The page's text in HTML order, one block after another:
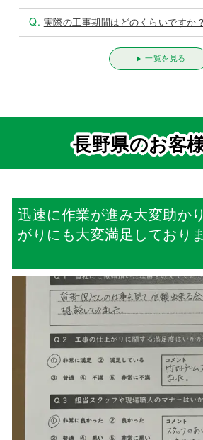
Q. 実際の工事期間はどのくらいですか？
一覧を見る
長野県のお客
迅速に作業が進み大変助か
がりにも大変満足しておりま